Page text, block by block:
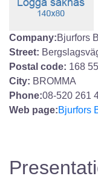
Company:Bjurfors
Street:
Postal code: 168 55
City: BROMMA
Phone:08-520 261
Web page:Bjurfors